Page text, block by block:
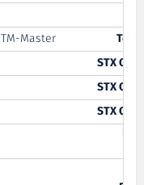
TM-Master
Tero
STX
STX
STX